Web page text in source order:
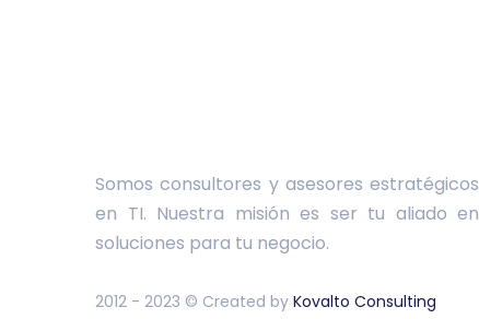
Somos consultores y asesores estratégicos
en TI. Nuestra misión es ser tu aliado en
soluciones para tu negocio.
2012 - 2023 © Created by Kovalto Consulting